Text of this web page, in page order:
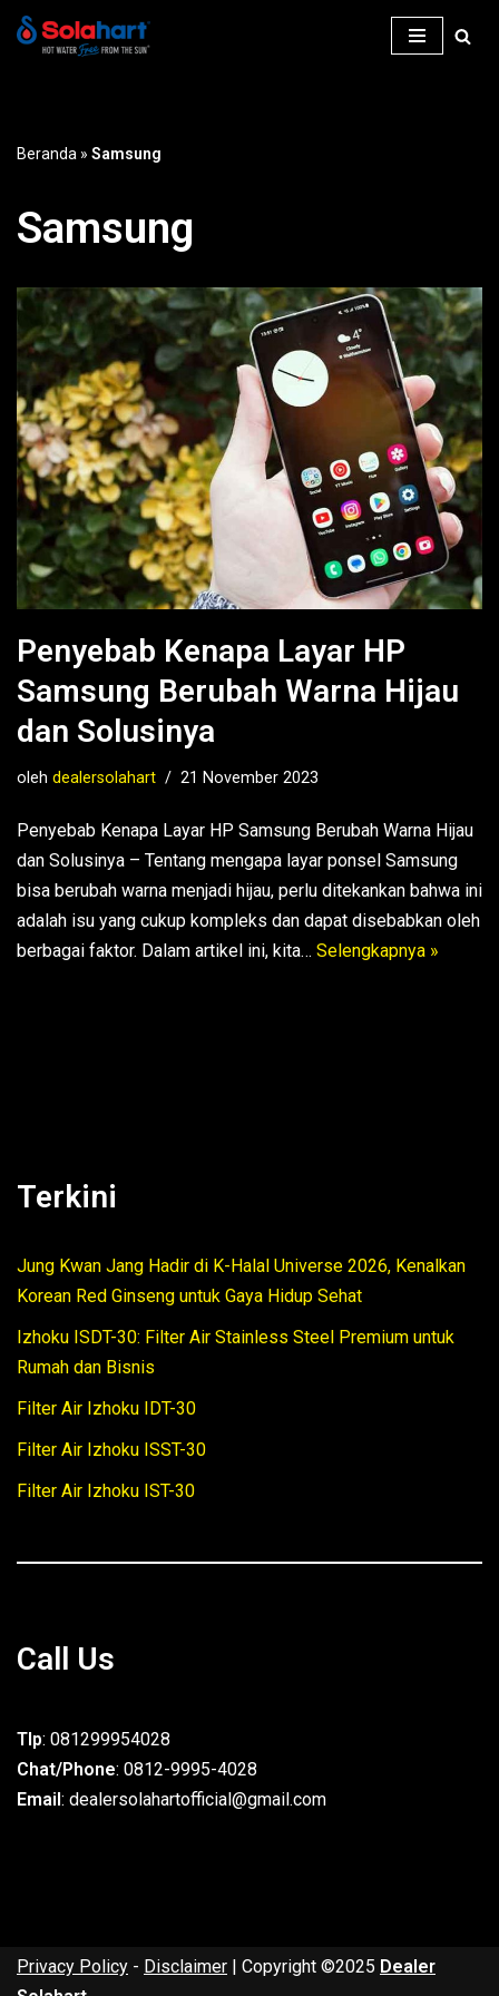
Beranda » Samsung
Samsung
Penyebab Kenapa Layar HP
Samsung Berubah Warna Hijau
dan Solusinya
oleh dealersolahart 21 November 2023
Penyebab Kenapa Layar HP Samsung Berubah Warna Hijau
dan Solusinya – Tentang mengapa layar ponsel Samsung
bisa berubah warna menjadi hijau, perlu ditekankan bahwa ini
adalah isu yang cukup kompleks dan dapat disebabkan oleh
berbagai faktor. Dalam artikel ini, kita… Selengkapnya »
Terkini
Jung Kwan Jang Hadir di K-Halal Universe 2026, Kenalkan
Korean Red Ginseng untuk Gaya Hidup Sehat
Izhoku ISDT-30: Filter Air Stainless Steel Premium untuk
Rumah dan Bisnis
Filter Air Izhoku IDT-30
Filter Air Izhoku ISST-30
Filter Air Izhoku IST-30
Call Us
Tlp: 081299954028
Chat/Phone: 0812-9995-4028
Email: dealersolahartofficial@gmail.com
Privacy Policy - Disclaimer | Copyright ©2025 Dealer